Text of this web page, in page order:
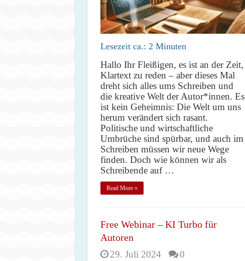
Lesezeit ca.: 2 Minuten
Hallo Ihr Fleißigen, es ist an der Zeit,
Klartext zu reden – aber dieses Mal
dreht sich alles ums Schreiben und
die kreative Welt der Autor*innen. Es
ist kein Geheimnis: Die Welt um uns
herum verändert sich rasant.
Politische und wirtschaftliche
Umbrüche sind spürbar, und auch im
Schreiben müssen wir neue Wege
finden. Doch wie können wir als
Schreibende auf …
Read More »
Free Webinar – KI Turbo für
Autoren
29. Juli 2024 0